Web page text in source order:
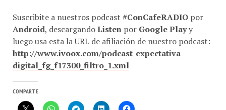
Suscribite a nuestros podcast #ConCafeRADIO por
Android , descargando Listen por Google Playy
luego usa esta la URL de afiliación de nuestro podcast:
http://www.ivoox.com/podcast-expectativa-
digital_fg_f17300_filtro_1.xml